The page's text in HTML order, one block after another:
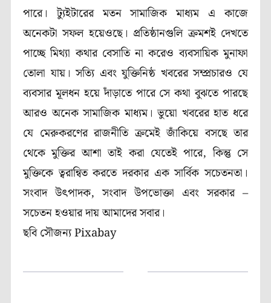
পারে। ট্যুইটারের মতন সামাজিক মাধ্যম এ কাজে
অনেকটা সফল হয়েওছে। প্রতিষ্ঠানগুলি ক্রমশই দেখতে
পাচ্ছে মিথ্যা কথার বেসাতি না করেও ব্যবসায়িক মুনাফা
তোলা যায়। সত্যি এবং যুক্তিনিষ্ঠ খবরের সম্প্রচারও যে
ব্যবসার মূলধন হয়ে দাঁড়াতে পারে সে কথা বুঝতে পারছে
আরও অনেক সামাজিক মাধ্যম। ভুয়ো খবরের হাত ধরে
যে মেরুকরণের রাজনীতি ক্রমেই জাঁকিয়ে বসছে তার
থেকে মুক্তির আশা তাই করা যেতেই পারে, কিন্তু সে
মুক্তিকে ত্বরান্বিত করতে দরকার এক সার্বিক সচেতনতা।
সংবাদ উৎপাদক, সংবাদ উপভোক্তা এবং সরকার –
সচেতন হওয়ার দায় আমাদের সবার।
ছবি সৌজন্য Pixabay